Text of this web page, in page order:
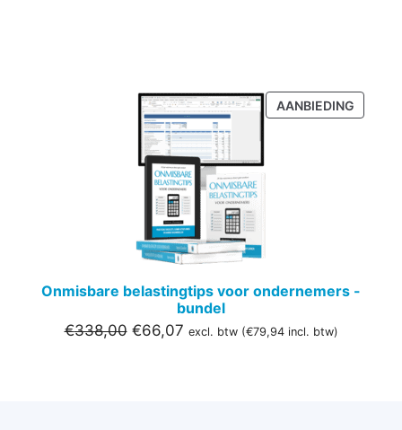
AANBIEDING
IN
Onmisbare belastingtips voor ondernemers -
bundel
€338,00 Oorspronkelijke
€66,07Huidige
excl. btw (€79,94incl. btw)